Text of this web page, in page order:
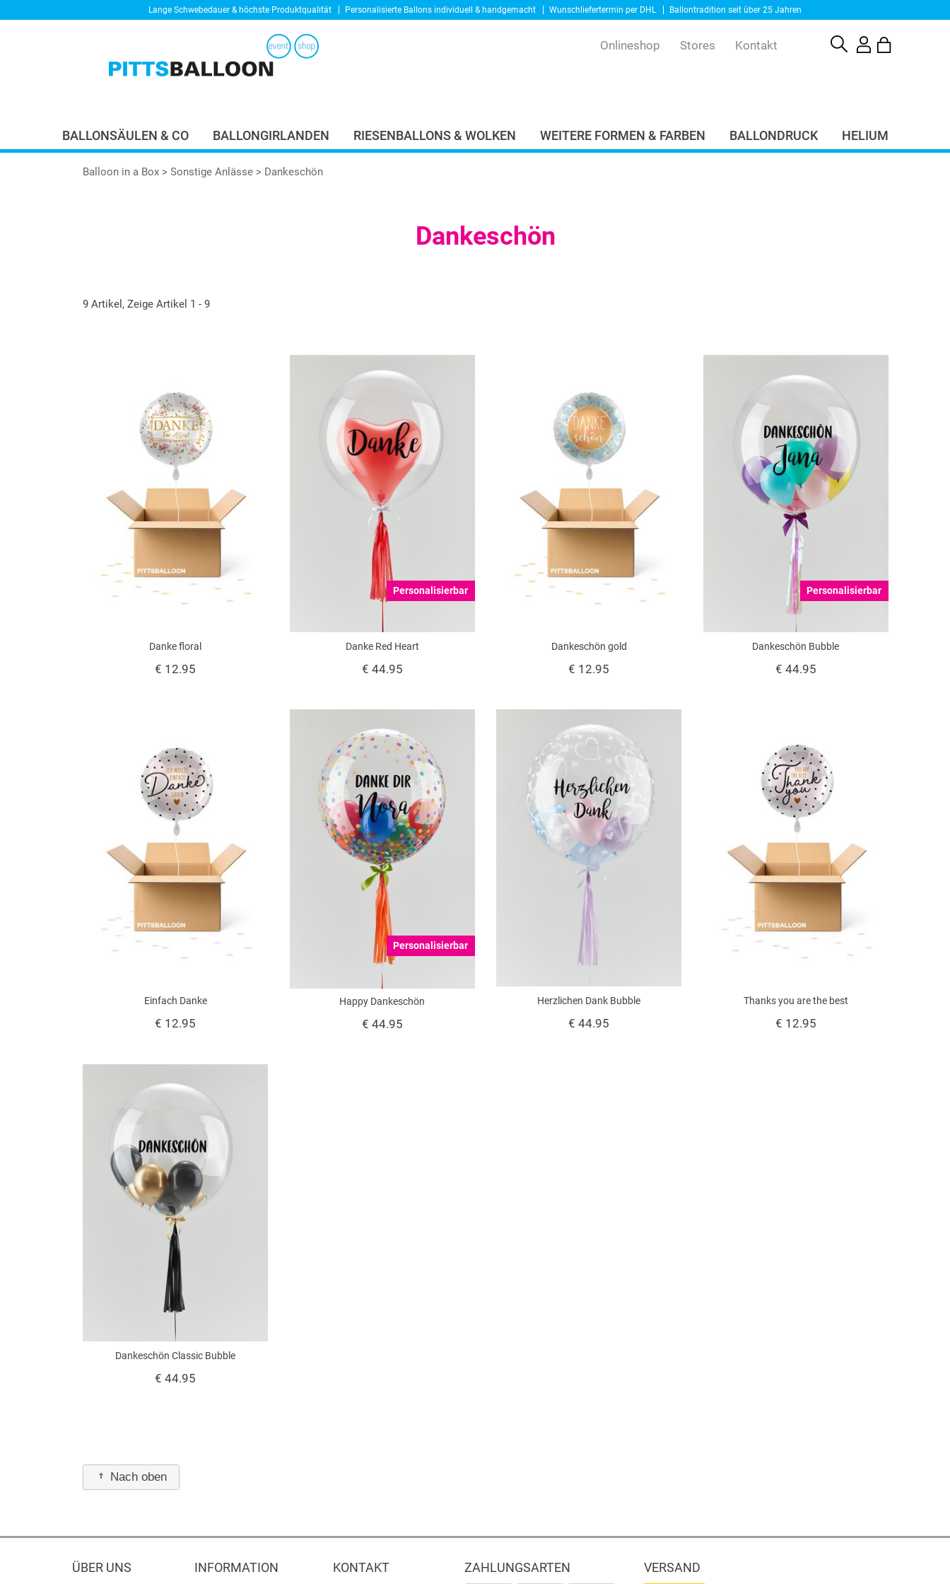
Lange Schwebedauer & höchste Produktqualität Personalisierte Ballons individuell & handgemacht Wunschliefertermin per DHL Ballontradition seit über 25 Jahren
Onlineshop Stores Kontakt
BALLONSÄULEN & CO BALLONGIRLANDEN RIESENBALLONS & WOLKEN WEITERE FORMEN & FARBEN BALLONDRUCK HELIUM
Balloon in a Box > Sonstige Anlässe > Dankeschön
Dankeschön
9 Artikel, Zeige Artikel 1 - 9
Danke floral
€ 12.95
Personalisierbar
Danke Red Heart
€ 44.95
Dankeschön gold
€ 12.95
Personalisierbar
Dankeschön Bubble
€ 44.95
Einfach Danke
€ 12.95
Personalisierbar
Happy Dankeschön
€ 44.95
Herzlichen Dank Bubble
€ 44.95
Thanks you are the best
€ 12.95
Dankeschön Classic Bubble
€ 44.95
Nach oben
ÜBER UNS INFORMATION KONTAKT ZAHLUNGSARTEN VERSAND